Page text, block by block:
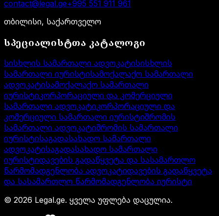
contact@legal.ge+995 551 911 961
თბილისი, საქართველო
სპეციალისტთა კატალოგი
სისხლის სამართალი ადვოკატისისხლის
სამართალი იურისტისამოქალაქო სამართალი
ადვოკატისამოქალაქო სამართალი
იურისტიკორპორაციული და კომერციული
სამართალი ადვოკატიკორპორაციული და
კომერციული სამართალი იურისტიშრომის
სამართალი ადვოკატიშრომის სამართალი
იურისტისაგადასახადო სამართალი
ადვოკატისაგადასახადო სამართალი
იურისტიდავების გადაწყვეტა და სასამართლო
წარმომადგენლობა ადვოკატიდავების გადაწყვეტა
და სასამართლო წარმომადგენლობა იურისტი
© 2026 Legal.ge. ყველა უფლება დაცულია.